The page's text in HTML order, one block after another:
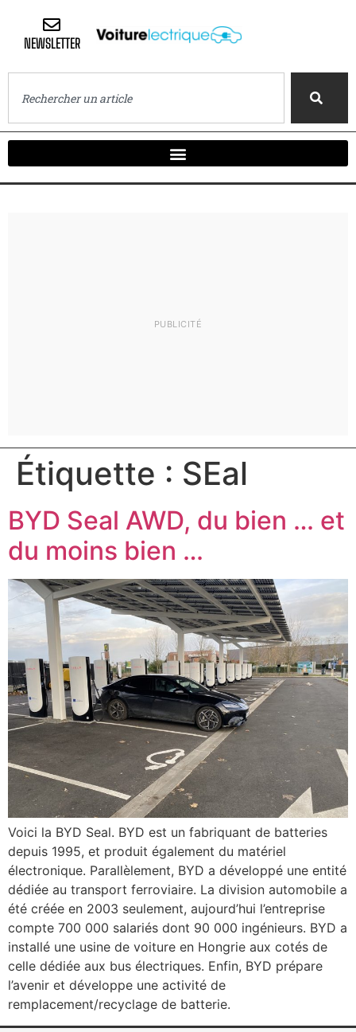
NEWSLETTER
Étiquette : SEal
BYD Seal AWD, du bien … et
du moins bien …
Voici la BYD Seal. BYD est un fabriquant de batteries
depuis 1995, et produit également du matériel
électronique. Parallèlement, BYD a développé une entité
dédiée au transport ferroviaire. La division automobile a
été créée en 2003 seulement, aujourd’hui l’entreprise
compte 700 000 salariés dont 90 000 ingénieurs. BYD a
installé une usine de voiture en Hongrie aux cotés de
celle dédiée aux bus électriques. Enfin, BYD prépare
l’avenir et développe une activité de
remplacement/recyclage de batterie.